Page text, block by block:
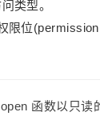
类型。
限位(permission
函数以只读